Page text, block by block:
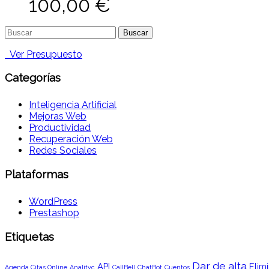
100,00 €
Buscar:
Ver Presupuesto
Categorías
Inteligencia Artificial
Mejoras Web
Productividad
Recuperación Web
Redes Sociales
Plataformas
WordPress
Prestashop
Etiquetas
Agenda Citas Online Analityc API CallBell ChatBot Cuentos Dar de alta